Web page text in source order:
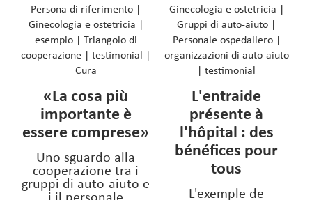
Ginecologia e ostetricia |
Gruppi di auto-aiuto |
Personale ospedaliero|
organizzazioni di auto-aiuto
| testimonial
L'entraide
présente à
l'hôpital : des
bénéfices pour
tous
L'exemple de
Persona di riferimento |
Ginecologia e ostetricia |
esempio| Triangolo di
cooperazione | testimonial |
Cura
«La cosa più
importante è
essere comprese»
Uno sguardo alla
cooperazione tra i
gruppi di auto-aiuto e
i il personale